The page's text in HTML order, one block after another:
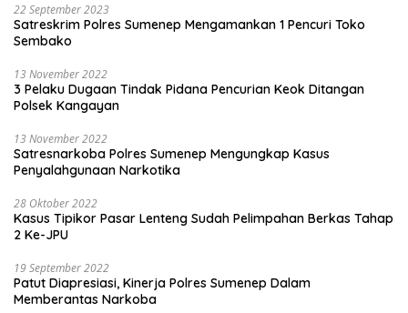
22 September 2023
Satreskrim Polres Sumenep Mengamankan 1 Pencuri Toko
Sembako
13 November 2022
3 Pelaku Dugaan Tindak Pidana Pencurian Keok Ditangan
Polsek Kangayan
13 November 2022
Satresnarkoba Polres Sumenep Mengungkap Kasus
Penyalahgunaan Narkotika
28 Oktober 2022
Kasus Tipikor Pasar Lenteng Sudah Pelimpahan Berkas Tahap
2 Ke-JPU
19 September 2022
Patut Diapresiasi, Kinerja Polres Sumenep Dalam
Memberantas Narkoba